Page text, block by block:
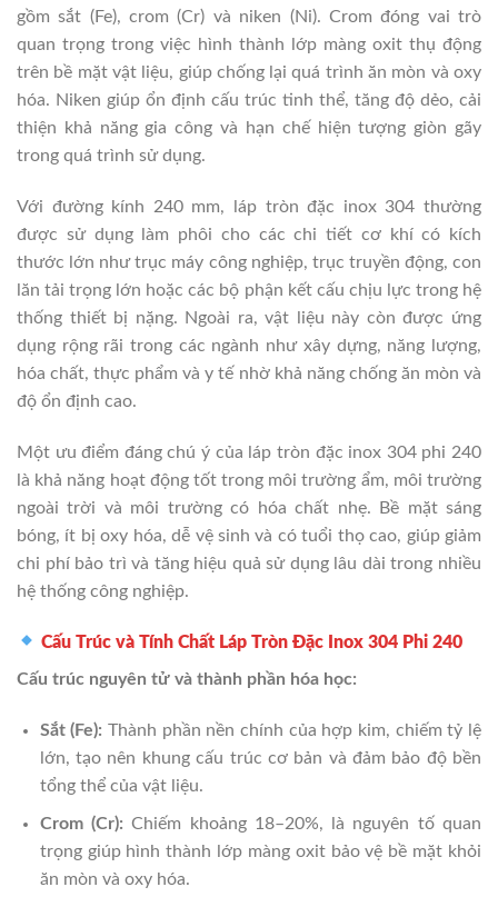
gồm sắt (Fe), crom (Cr) và niken (Ni). Crom đóng vai trò
quan trọng trong việc hình thành lớp màng oxit thụ động
trên bề mặt vật liệu, giúp chống lại quá trình ăn mòn và oxy
hóa. Niken giúp ổn định cấu trúc tinh thể, tăng độ dẻo, cải
thiện khả năng gia công và hạn chế hiện tượng giòn gãy
trong quá trình sử dụng.
Với đường kính 240 mm, láp tròn đặc inox 304 thường
được sử dụng làm phôi cho các chi tiết cơ khí có kích
thước lớn như trục máy công nghiệp, trục truyền động, con
lăn tải trọng lớn hoặc các bộ phận kết cấu chịu lực trong hệ
thống thiết bị nặng. Ngoài ra, vật liệu này còn được ứng
dụng rộng rãi trong các ngành như xây dựng, năng lượng,
hóa chất, thực phẩm và y tế nhờ khả năng chống ăn mòn và
độ ổn định cao.
Một ưu điểm đáng chú ý của láp tròn đặc inox 304 phi 240
là khả năng hoạt động tốt trong môi trường ẩm, môi trường
ngoài trời và môi trường có hóa chất nhẹ. Bề mặt sáng
bóng, ít bị oxy hóa, dễ vệ sinh và có tuổi thọ cao, giúp giảm
chi phí bảo trì và tăng hiệu quả sử dụng lâu dài trong nhiều
hệ thống công nghiệp.
Cấu Trúc và Tính Chất Láp Tròn Đặc Inox 304 Phi 240
Cấu trúc nguyên tử và thành phần hóa học:
Sắt (Fe): Thành phần nền chính của hợp kim, chiếm tỷ lệ
lớn, tạo nên khung cấu trúc cơ bản và đảm bảo độ bền
tổng thể của vật liệu.
Crom (Cr): Chiếm khoảng 18–20%, là nguyên tố quan
trọng giúp hình thành lớp màng oxit bảo vệ bề mặt khỏi
ăn mòn và oxy hóa.